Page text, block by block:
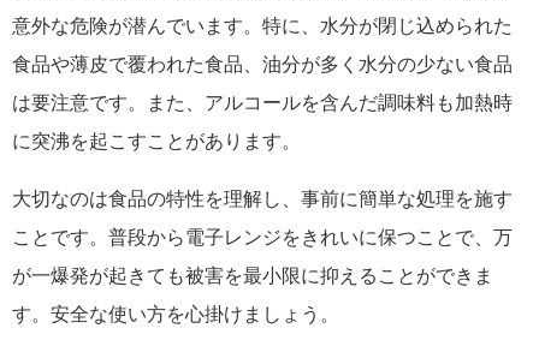
意外な危険が潜んでいます。特に、水分が閉じ込められた
食品や薄皮で覆われた食品、油分が多く水分の少ない食品
は要注意です。また、アルコールを含んだ調味料も加熱時
に突沸を起こすことがあります。
大切なのは食品の特性を理解し、事前に簡単な処理を施す
ことです。普段から電子レンジをきれいに保つことで、万
が一爆発が起きても被害を最小限に抑えることができま
す。安全な使い方を心掛けましょう。